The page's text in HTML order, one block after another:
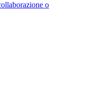
o